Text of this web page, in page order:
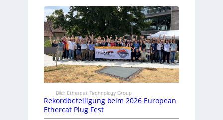
Bild: Ethercat Technology Group
Rekordbeteiligung beim 2026 European
Ethercat Plug Fest